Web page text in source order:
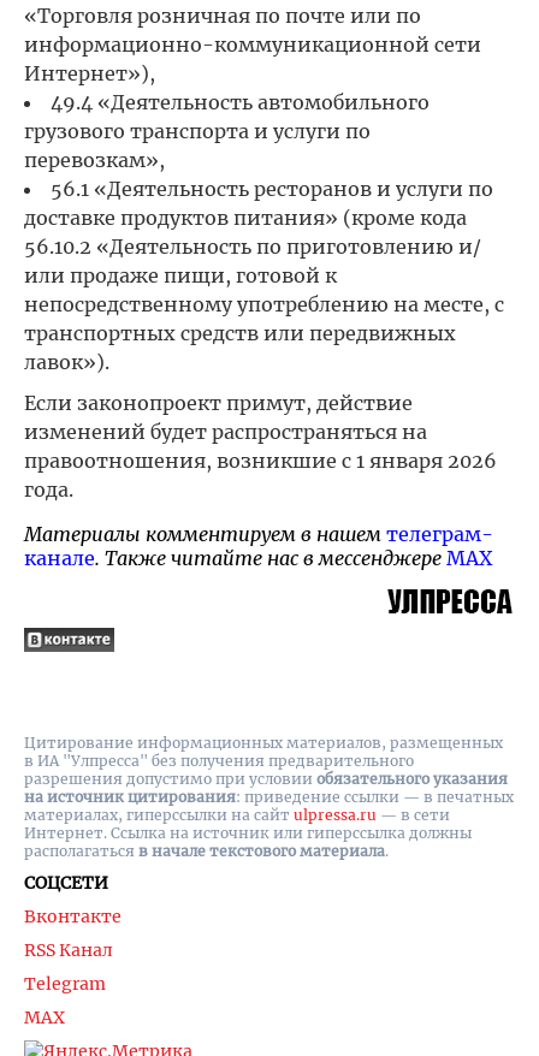
«Торговля розничная по почте или по
информационно-коммуникационной сети
Интернет»),
49.4 «Деятельность автомобильного
грузового транспорта и услуги по
перевозкам»,
56.1 «Деятельность ресторанов и услуги по
доставке продуктов питания» (кроме кода
56.10.2 «Деятельность по приготовлению и/
или продаже пищи, готовой к
непосредственному употреблению на месте, с
транспортных средств или передвижных
лавок»).
Если законопроект примут, действие
изменений будет распространяться на
правоотношения, возникшие с 1 января 2026
года.
Материалы комментируем в нашем телеграм-
канале. Также читайте нас в мессенджере MAX
СОЦСЕТИ
Вконтакте
RSS Канал
Telegram
MAX
Цитирование информационных материалов, размещенных
в ИА "Улпресса" без получения предварительного
разрешения допустимо при условии обязательного указания
на источник цитирования: приведение ссылки — в печатных
материалах, гиперссылки на cайт ulpressa.ru — в сети
Интернет. Ссылка на источник или гиперссылка должны
располагаться в начале текстового материала.